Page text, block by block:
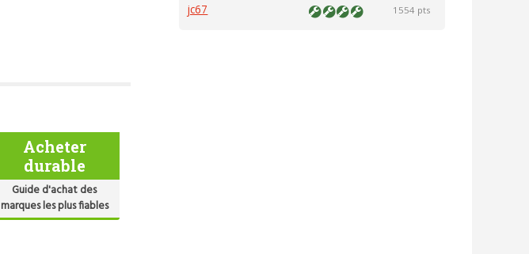
Acheter
durable
Guide d'achat des
marques les plus fiables
jc67 1554 pts